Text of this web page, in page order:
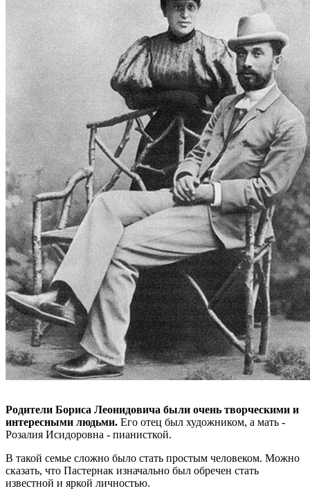
Родители Бориса Леонидовича были очень творческими и
интересными людьми. Его отец был художником, а мать -
Розалия Исидоровна - пианисткой.
В такой семье сложно было стать простым человеком. Можно
сказать, что Пастернак изначально был обречен стать
известной и яркой личностью.